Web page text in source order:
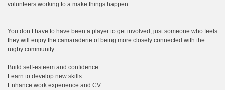
volunteers working to a make things happen.
You don’t have to have been a player to get involved, just someone who feels
they will enjoy the camaraderie of being more closely connected with the
rugby community
Build self-esteem and confidence
Learn to develop new skills
Enhance work experience and CV